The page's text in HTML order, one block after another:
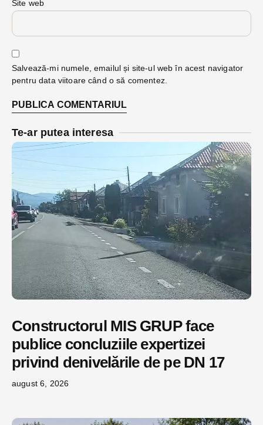
Site web
Salvează-mi numele, emailul și site-ul web în acest navigator
pentru data viitoare când o să comentez.
Te-ar putea interesa
Constructorul MIS GRUP face
publice concluziile expertizei
privind denivelările de pe DN 17
august 6, 2026